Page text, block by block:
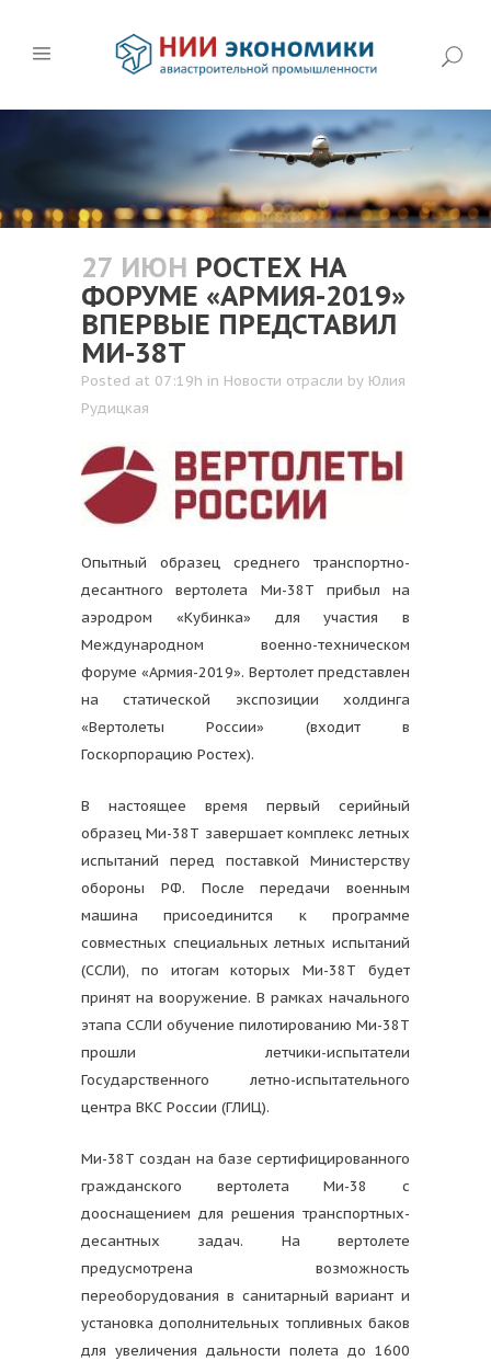
27 ИЮН РОСТЕХ НА
ФОРУМЕ «АРМИЯ-2019»
ВПЕРВЫЕ ПРЕДСТАВИЛ
МИ-38Т
Posted at 07:19h in Новости отрасли by Юлия
Рудицкая
Опытный образец среднего транспортно-
десантного вертолета Ми-38Т прибыл на
аэродром «Кубинка» для участия в
Международном военно-техническом
форуме «Армия-2019». Вертолет представлен
на статической экспозиции холдинга
«Вертолеты России» (входит в
Госкорпорацию Ростех).
В настоящее время первый серийный
образец Ми-38Т завершает комплекс летных
испытаний перед поставкой Министерству
обороны РФ. После передачи военным
машина присоединится к программе
совместных специальных летных испытаний
(ССЛИ), по итогам которых Ми-38Т будет
принят на вооружение. В рамках начального
этапа ССЛИ обучение пилотированию Ми-38Т
прошли летчики-испытатели
Государственного летно-испытательного
центра ВКС России (ГЛИЦ).
Ми-38Т создан на базе сертифицированного
гражданского вертолета Ми-38 с
дооснащением для решения транспортных-
десантных задач. На вертолете
предусмотрена возможность
переоборудования в санитарный вариант и
установка дополнительных топливных баков
для увеличения дальности полета до 1600